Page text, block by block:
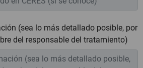
(sea lo más detallado posible, por
del responsable del tratamiento)